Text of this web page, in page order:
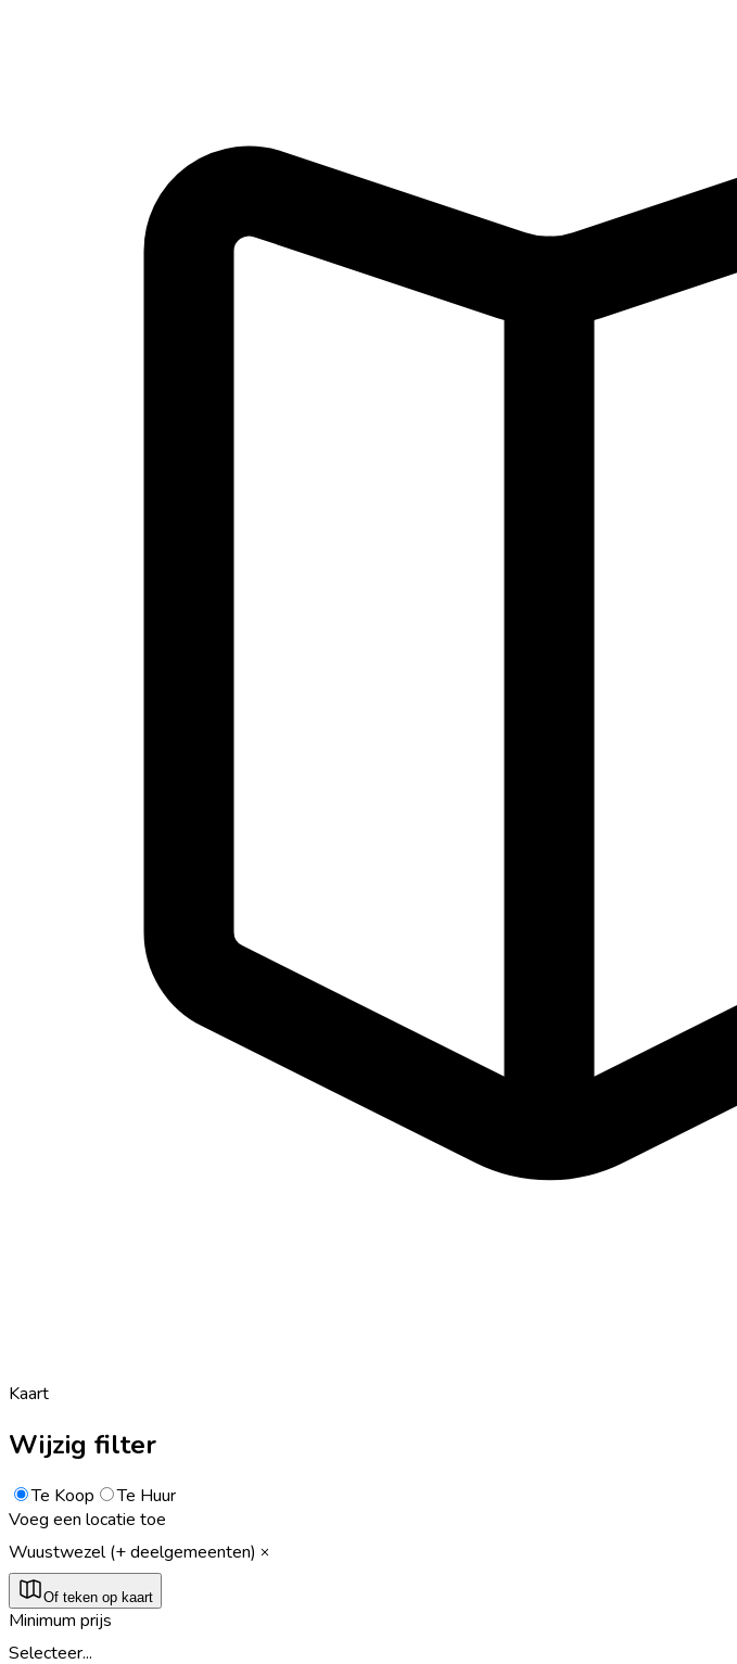
Kaart
Wijzig filter
Te Koop
Te Huur
Voeg een locatie toe
Wuustwezel (+ deelgemeenten)
Of teken op kaart
Minimum prijs
Selecteer...